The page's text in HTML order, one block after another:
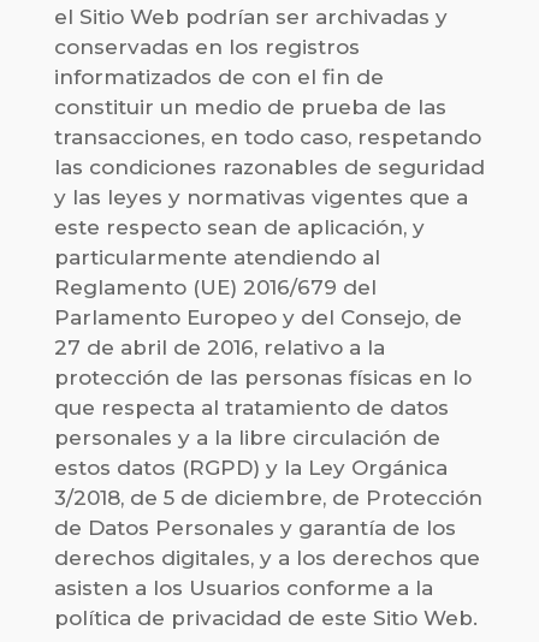
el Sitio Web podrían ser archivadas y
conservadas en los registros
informatizados de con el fin de
constituir un medio de prueba de las
transacciones, en todo caso, respetando
las condiciones razonables de seguridad
y las leyes y normativas vigentes que a
este respecto sean de aplicación, y
particularmente atendiendo al
Reglamento (UE) 2016/679 del
Parlamento Europeo y del Consejo, de
27 de abril de 2016, relativo a la
protección de las personas físicas en lo
que respecta al tratamiento de datos
personales y a la libre circulación de
estos datos (RGPD) y la Ley Orgánica
3/2018, de 5 de diciembre, de Protección
de Datos Personales y garantía de los
derechos digitales, y a los derechos que
asisten a los Usuarios conforme a la
política de privacidad de este Sitio Web.